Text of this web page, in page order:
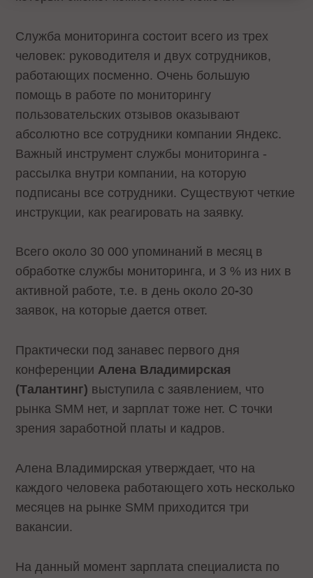
Служба мониторинга состоит всего из трех
человек: руководителя и двух сотрудников,
работающих посменно. Очень большую
помощь в работе по мониторингу
пользовательских отзывов оказывают
абсолютно все сотрудники компании Яндекс.
Важный инструмент службы мониторинга -
рассылка внутри компании, на которую
подписаны все сотрудники. Существуют четкие
инструкции, как реагировать на заявку.
Всего около 30 000 упоминаний в месяц в
обработке службы мониторинга, и 3 % из них в
активной работе, т.е. в день около 20-30
заявок, на которые дается ответ.
Практически под занавес первого дня
конференции Алена Владимирская
(Талантинг) выступила с заявлением, что
рынка SMM нет, и зарплат тоже нет. С точки
зрения заработной платы и кадров.
Алена Владимирская утверждает, что на
каждого человека работающего хоть несколько
месяцев на рынке SMM приходится три
вакансии.
На данный момент зарплата специалиста по